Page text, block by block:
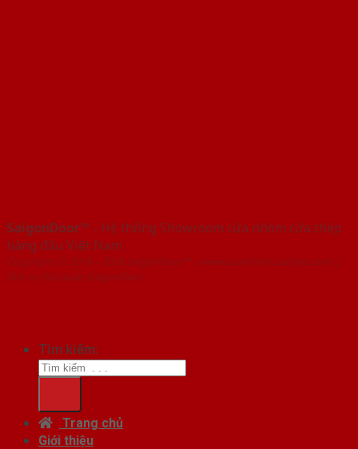
SaigonDoor™ - Hệ thống Showroom cửa nhôm cửa thép
hàng đầu Việt Nam
Copyright ⓒ 2016 – 2026 SaigonDoor™ - www.cuanhomcuathep.com |
Đơn vị chủ quản SaigonDoor
Tìm kiếm:
Trang chủ
Giới thiệu